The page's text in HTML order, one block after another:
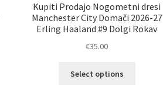
Kupiti Prodajo Nogometni dresi
Manchester City Domači 2026-27
Erling Haaland #9 Dolgi Rokav
€35.00
Select options